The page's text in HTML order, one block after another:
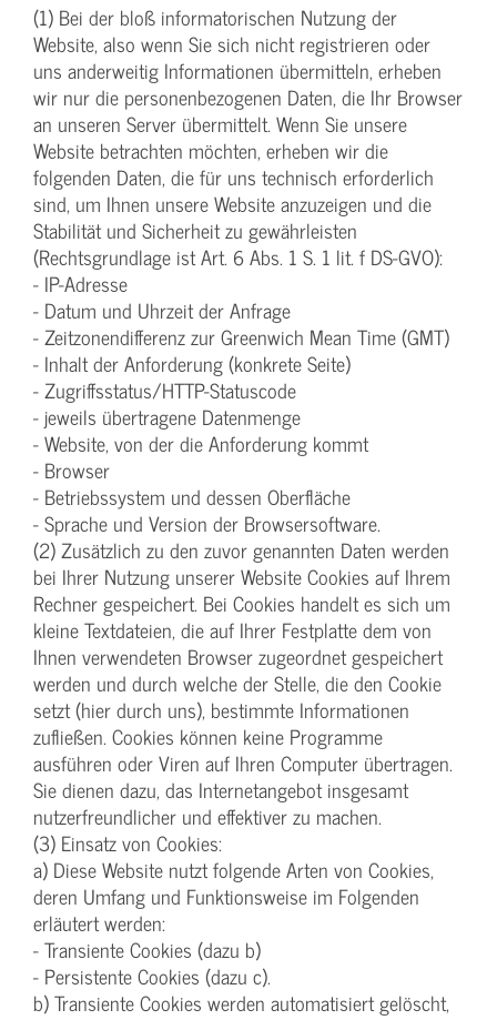
(1) Bei der bloß informatorischen Nutzung der
Website, also wenn Sie sich nicht registrieren oder
uns anderweitig Informationen übermitteln, erheben
wir nur die personenbezogenen Daten, die Ihr Browser
an unseren Server übermittelt. Wenn Sie unsere
Website betrachten möchten, erheben wir die
folgenden Daten, die für uns technisch erforderlich
sind, um Ihnen unsere Website anzuzeigen und die
Stabilität und Sicherheit zu gewährleisten
(Rechtsgrundlage ist Art. 6 Abs. 1 S. 1 lit. f DS-GVO):
- IP-Adresse
- Datum und Uhrzeit der Anfrage
- Zeitzonendifferenz zur Greenwich Mean Time (GMT)
- Inhalt der Anforderung (konkrete Seite)
- Zugriffsstatus/HTTP-Statuscode
- jeweils übertragene Datenmenge
- Website, von der die Anforderung kommt
- Browser
- Betriebssystem und dessen Oberfläche
- Sprache und Version der Browsersoftware.
(2) Zusätzlich zu den zuvor genannten Daten werden
bei Ihrer Nutzung unserer Website Cookies auf Ihrem
Rechner gespeichert. Bei Cookies handelt es sich um
kleine Textdateien, die auf Ihrer Festplatte dem von
Ihnen verwendeten Browser zugeordnet gespeichert
werden und durch welche der Stelle, die den Cookie
setzt (hier durch uns), bestimmte Informationen
zufließen. Cookies können keine Programme
ausführen oder Viren auf Ihren Computer übertragen.
Sie dienen dazu, das Internetangebot insgesamt
nutzerfreundlicher und effektiver zu machen.
(3) Einsatz von Cookies:
a) Diese Website nutzt folgende Arten von Cookies,
deren Umfang und Funktionsweise im Folgenden
erläutert werden:
- Transiente Cookies (dazu b)
- Persistente Cookies (dazu c).
b) Transiente Cookies werden automatisiert gelöscht,